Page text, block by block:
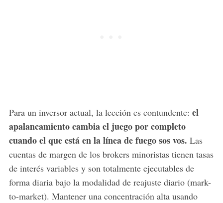
Para un inversor actual, la lección es contundente: el
apalancamiento cambia el juego por completo
cuando el que está en la línea de fuego sos vos. Las
cuentas de margen de los brokers minoristas tienen tasas
de interés variables y son totalmente ejecutables de
forma diaria bajo la modalidad de reajuste diario (mark-
to-market). Mantener una concentración alta usando